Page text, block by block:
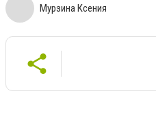
Мурзина Ксения